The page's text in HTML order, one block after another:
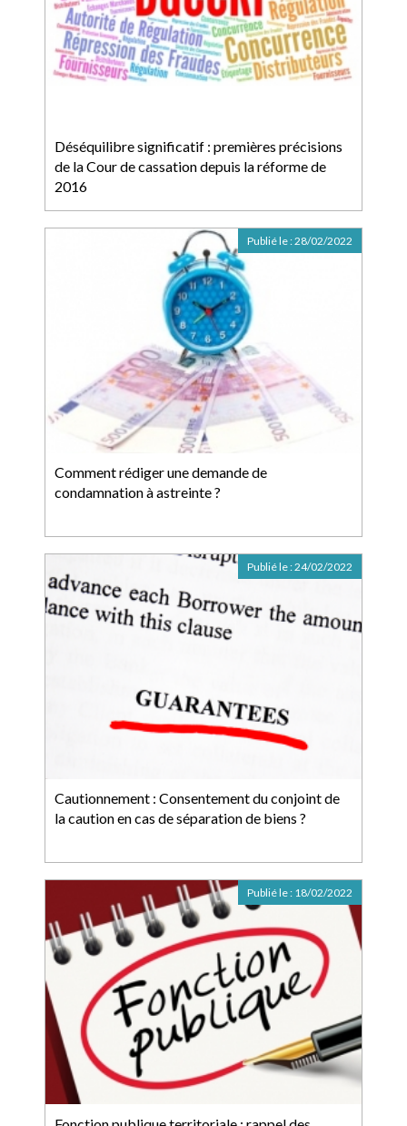
Déséquilibre significatif : premières précisions
de la Cour de cassation depuis la réforme de
2016
Comment rédiger une demande de
condamnation à astreinte ?
Publié le :28/02/2022
Cautionnement : Consentement du conjoint de
la caution en cas de séparation de biens ?
Publié le :24/02/2022
Publié le : 18/02/2022